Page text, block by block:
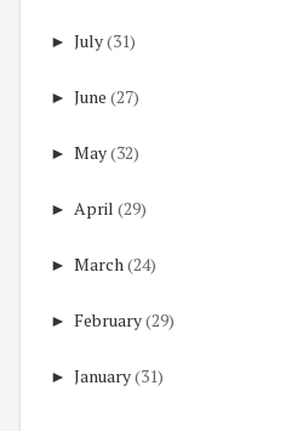
► July(31)
► June (27)
► May(32)
► April (29)
► March(24)
► February(29)
► January(31)